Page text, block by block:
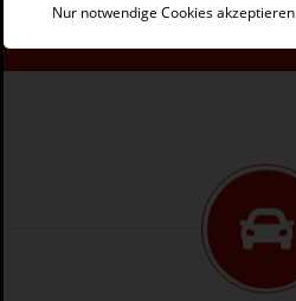
Nur notwendige Cookies akzeptieren